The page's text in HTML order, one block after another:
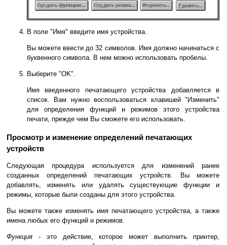
В поле "Имя" введите имя устройства.
Вы можете ввести до 32 символов. Имя должно начинаться с
буквенного символа. В нем можно использовать пробелы.
Выберите "OK".
Имя введенного печатающего устройства добавляется в
список. Вам нужно воспользоваться клавишей "Изменить"
для определения функций и режимов этого устройства
печати, прежде чем Вы сможете его использовать.
Просмотр и изменение определений печатающих
устройств
Следующая процедура используется для изменений ранее
созданных определений печатающих устройств. Вы можете
добавлять, изменять или удалять существующие функции и
режимы, которые были созданы для этого устройства.
Вы можете также изменять имя печатающего устройства, а также
имена любых его функций и режимов.
Функция - это действие, которое может выполнить принтер,